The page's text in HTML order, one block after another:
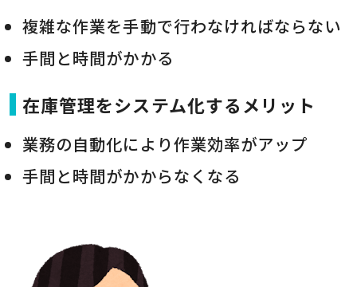
複雑な作業を手動で行わなければならない
手間と時間がかかる
在庫管理をシステム化するメリット
業務の自動化により作業効率がアップ
手間と時間がかからなくなる